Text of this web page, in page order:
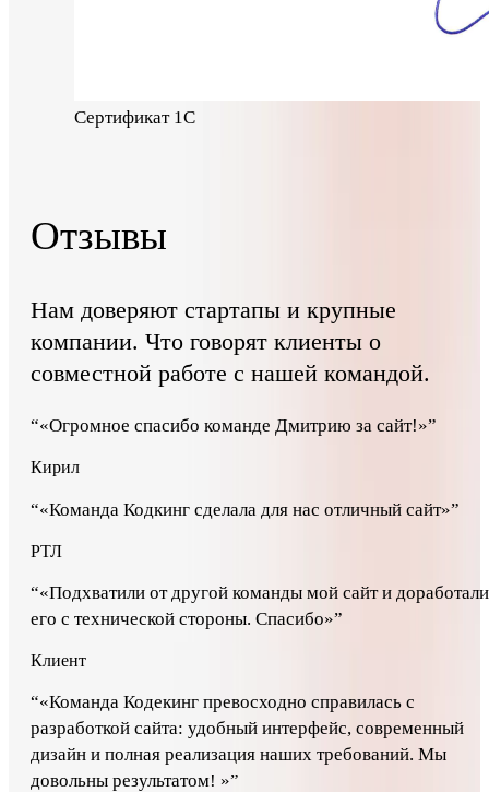
Сертификат 1С
Отзывы
Нам доверяют стартапы и крупные
компании. Что говорят клиенты о
совместной работе с нашей командой.
“«Огромное спасибо команде Дмитрию за сайт!»”
Кирил
“«Команда Кодкинг сделала для нас отличный сайт»”
РТЛ
“«Подхватили от другой команды мой сайт и доработали
его с технической стороны. Спасибо»”
Клиент
“«Команда Кодекинг превосходно справилась с
разработкой сайта: удобный интерфейс, современный
дизайн и полная реализация наших требований. Мы
довольны результатом! »”